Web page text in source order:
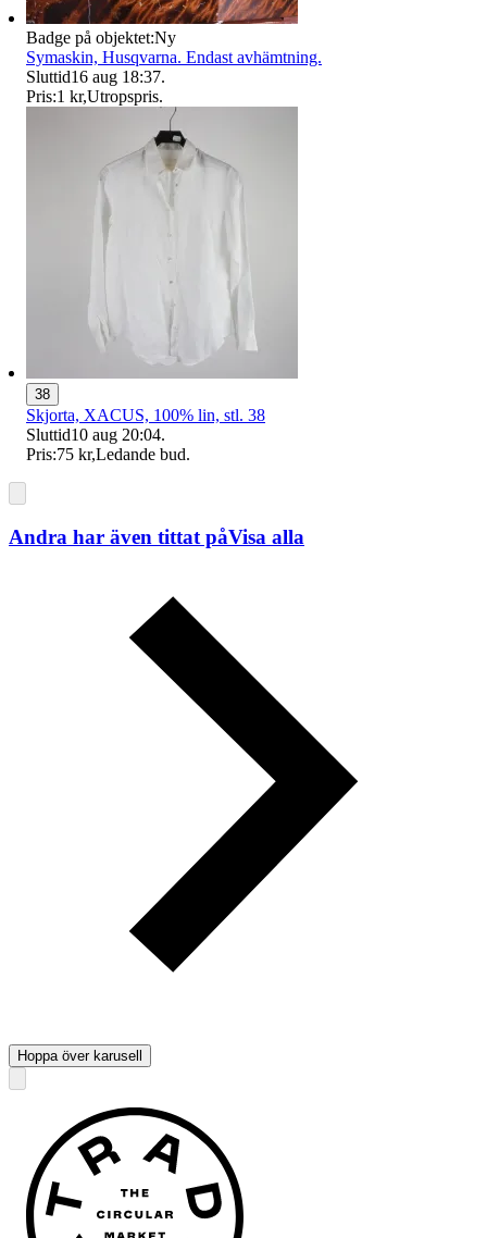
Badge på objektet:Ny
Symaskin, Husqvarna. Endast avhämtning.
Sluttid16 aug 18:37.
Pris:1 kr,Utropspris.
38
Skjorta, XACUS, 100% lin, stl. 38
Sluttid10 aug 20:04.
Pris:75 kr,Ledande bud.
Andra har även tittat påVisa alla
Hoppa över karusell